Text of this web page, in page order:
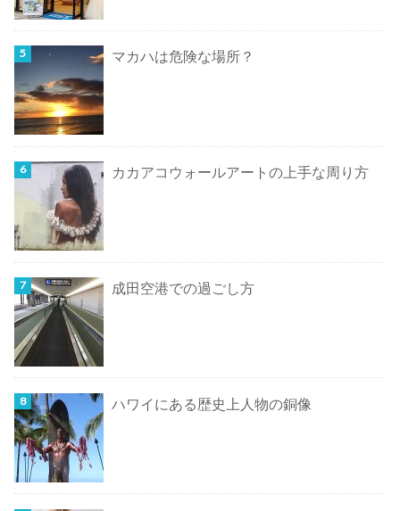
マカハは危険な場所？
カカアコウォールアートの上手な周り方
成田空港での過ごし方
ハワイにある歴史上人物の銅像